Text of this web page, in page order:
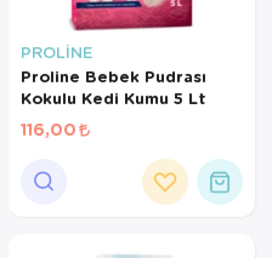
PROLİNE
Proline Bebek Pudrası
Kokulu Kedi Kumu 5 Lt
116,00